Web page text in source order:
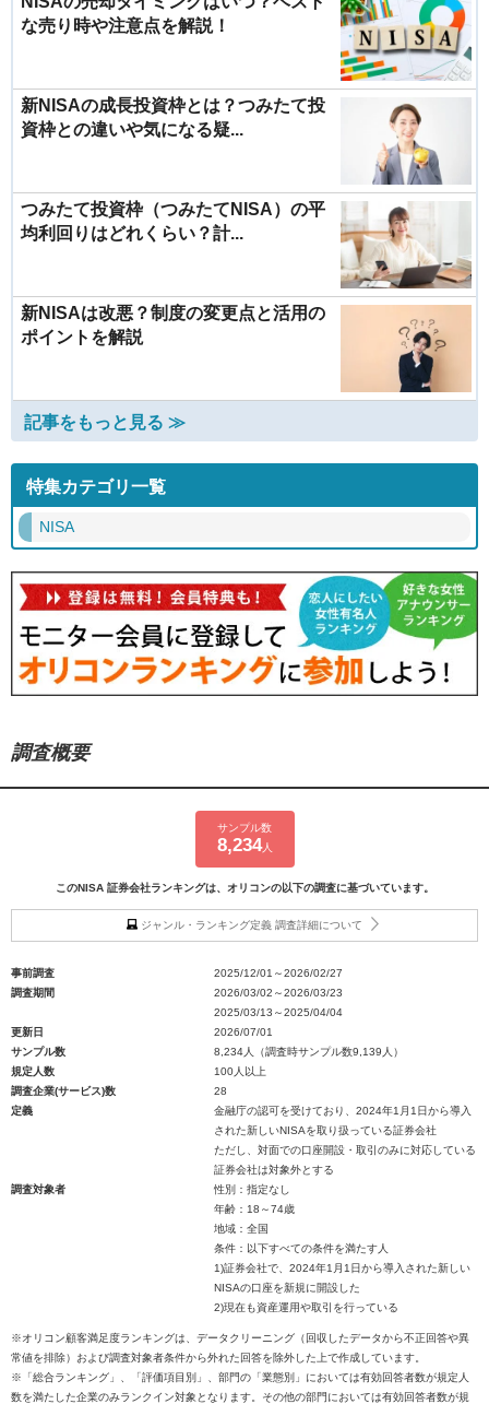
な売り時や注意点を解説！
新NISAの成長投資枠とは？つみたて投
資枠との違いや気になる疑...
つみたて投資枠（つみたてNISA）の平
均利回りはどれくらい？計...
新NISAは改悪？制度の変更点と活用の
ポイントを解説
記事をもっと見る ≫
特集カテゴリ一覧
NISA
調査概要
サンプル数
8,234人
このNISA 証券会社ランキングは、オリコンの以下の調査に基づいています。
ジャンル・ランキング定義 調査詳細について
事前調査
2025/12/01～2026/02/27
調査期間
2026/03/02～2026/03/23
2025/03/13～2025/04/04
更新日
2026/07/01
サンプル数
8,234人（調査時サンプル数9,139人）
規定人数
100人以上
調査企業(サービス)数
28
定義
金融庁の認可を受けており、2024年1月1日から導入
された新しいNISAを取り扱っている証券会社
ただし、対面での口座開設・取引のみに対応している
証券会社は対象外とする
調査対象者
性別：指定なし
年齢：18～74歳
地域：全国
条件：以下すべての条件を満たす人
1)証券会社で、2024年1月1日から導入された新しい
NISAの口座を新規に開設した
2)現在も資産運用や取引を行っている
※オリコン顧客満足度ランキングは、データクリーニング（回収したデータから不正回答や異
常値を排除）および調査対象者条件から外れた回答を除外した上で作成しています。
※「総合ランキング」、「評価項目別」、部門の「業態別」においては有効回答者数が規定人
数を満たした企業のみランクイン対象となります。その他の部門においては有効回答者数が規